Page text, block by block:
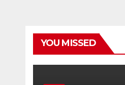
YOU MISSED